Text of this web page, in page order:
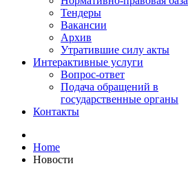
Тендеры
Вакансии
Архив
Утратившие силу акты
Интерактивные услуги
Вопрос-ответ
Подача обращений в
государственные органы
Контакты
Home
Новости